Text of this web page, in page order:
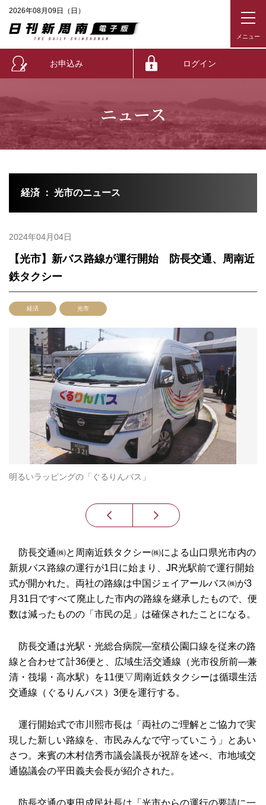
2026年08月09日（日）
お申込み ログイン
ニュース
経済 ： 光市のニュース
2024年04月04日
【光市】新バス路線が運行開始 防長交通、周南近
鉄タクシー
経済 光市
明るいラッピングの「ぐるりんバス」
防長交通㈱と周南近鉄タクシー㈱による山口県光市内の
新規バス路線の運行が1日に始まり、JR光駅前で運行開始
式が開かれた。両社の路線は中国ジェイアールバス㈱が3
月31日ですべて廃止した市内の路線を継承したもので、便
数は減ったものの「市民の足」は確保されたことになる。
防長交通は光駅・光総合病院―室積公園口線を従来の路
線と合わせて計36便と、広域生活交通線（光市役所前―兼
清・筏場・高水駅）を11便▽周南近鉄タクシーは循環生活
交通線（ぐるりんバス）3便を運行する。
運行開始式で市川熙市長は「両社のご理解とご協力で実
現した新しい路線を、市民みんなで守っていこう」とあい
さつ。来賓の木村信秀市議会議長が祝辞を述べ、市地域交
通協議会の平田義夫会長が紹介された。
防長交通の東田成民社長は「光市からの運行の要請に一